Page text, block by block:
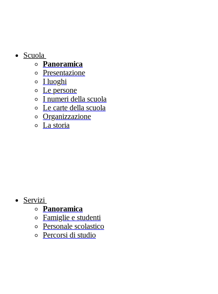
Scuola
Panoramica
Presentazione
I luoghi
Le persone
I numeri della scuola
Le carte della scuola
Organizzazione
La storia
Servizi
Panoramica
Famiglie e studenti
Personale scolastico
Percorsi di studio